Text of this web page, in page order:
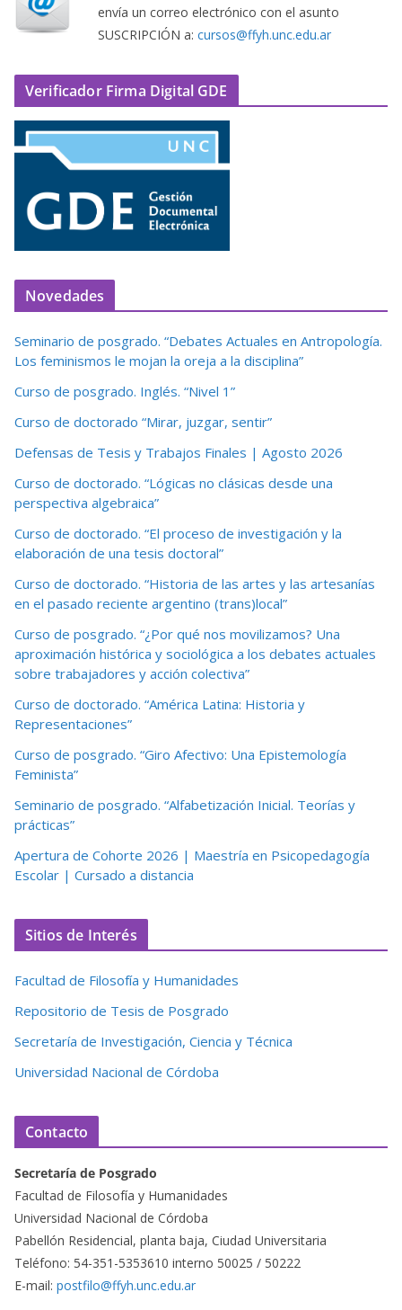
envía un correo electrónico con el asunto
SUSCRIPCIÓN a: cursos@ffyh.unc.edu.ar
Verificador Firma Digital GDE
Novedades
Seminario de posgrado. “Debates Actuales en Antropología.
Los feminismos le mojan la oreja a la disciplina”
Curso de posgrado. Inglés. “Nivel 1”
Curso de doctorado “Mirar, juzgar, sentir”
Defensas de Tesis y Trabajos Finales | Agosto 2026
Curso de doctorado. “Lógicas no clásicas desde una
perspectiva algebraica”
Curso de doctorado. “El proceso de investigación y la
elaboración de una tesis doctoral”
Curso de doctorado. “Historia de las artes y las artesanías
en el pasado reciente argentino (trans)local”
Curso de posgrado. “¿Por qué nos movilizamos? Una
aproximación histórica y sociológica a los debates actuales
sobre trabajadores y acción colectiva”
Curso de doctorado. “América Latina: Historia y
Representaciones”
Curso de posgrado. “Giro Afectivo: Una Epistemología
Feminista”
Seminario de posgrado. “Alfabetización Inicial. Teorías y
prácticas”
Apertura de Cohorte 2026 | Maestría en Psicopedagogía
Escolar | Cursado a distancia
Sitios de Interés
Facultad de Filosofía y Humanidades
Repositorio de Tesis de Posgrado
Secretaría de Investigación, Ciencia y Técnica
Universidad Nacional de Córdoba
Contacto
Secretaría de Posgrado
Facultad de Filosofía y Humanidades
Universidad Nacional de Córdoba
Pabellón Residencial, planta baja, Ciudad Universitaria
Teléfono: 54-351-5353610 interno 50025 / 50222
E-mail: postfilo@ffyh.unc.edu.ar